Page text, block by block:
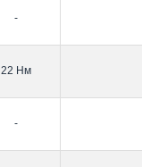
-
22 Нм
-